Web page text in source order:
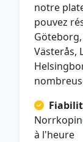
notre
pouvez
Västerås,
à l'heure